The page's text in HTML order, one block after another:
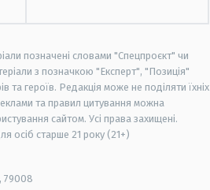
позначені словами "Спецпроєкт" чи
з позначкою "Експерт", "Позиція"
та героїв. Редакція може не поділяти їхніх
та правил цитування можна
сайтом. Усі права захищені.
осіб старше 21 року (21+)
79008